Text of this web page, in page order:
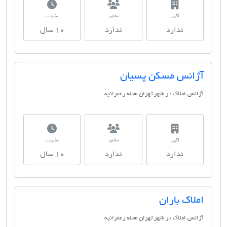
آگهی
ندارد
مشاور
ندارد
عضویت
10 سال
آژانس مسکن پسیان
آژانس املاک در شهر تهران محله زعفرانیه
آگهی
ندارد
مشاور
ندارد
عضویت
10 سال
املاک باران
آژانس املاک در شهر تهران محله زعفرانیه